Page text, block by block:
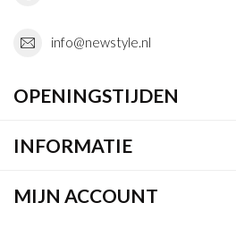
info@newstyle.nl
OPENINGSTIJDEN
INFORMATIE
MIJN ACCOUNT